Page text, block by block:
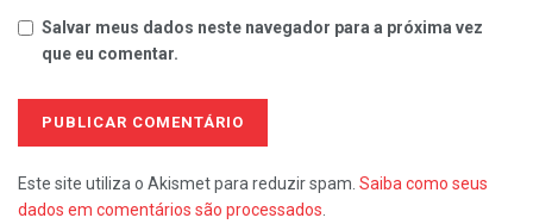
Salvar meus dados neste navegador para a próxima vez
que eu comentar.
Este site utiliza o Akismet para reduzir spam. Saiba como seus
dados em comentários são processados